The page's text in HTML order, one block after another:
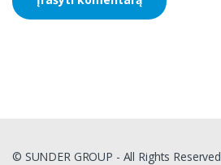
© SUNDER GROUP - All Rights Reserved